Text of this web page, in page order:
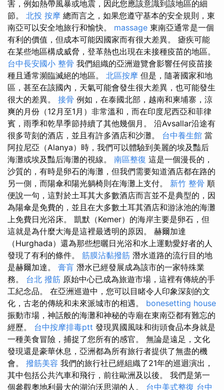
害，例如熱帶風暴或地震，因此您應該意識到該地區的細
節。 北投 按摩 總而言之，如果您遵守基本的安全規則，東
南亞可以安全地旅行和愉快。 massage 東南亞通常是一個
有利的價值，但成本可能因國家而有很大差異。 瘧疾可能
在某些地區構成威脅，登革熱也出現在未接種疫苗的地區。
台中長安國小 整骨 我們組織的亞洲遊覽會影響任何疫苗接
種且通常瀕臨滅絕的地區。 北區按摩 但是，隨著國家和地
區，甚至在該國內，天氣可能會發生很大差異，也可能發生
很大的差異。 接骨 例如，在泰國北部，越南和柬埔寨，涼
爽的月份（12月至1月）非常溫和，而在印度尼西亞和菲律
賓，雨季和乾旱季節持續了其他幾個月。 沿Avsallar沿途有
很多苛刻的酒店，並且有許多酒店和沙灘。 台中養生館 當
阿拉尼亞（Alanya）時，我們可以體驗到美麗的埃及豔后
海灘或埃及豔后海灘的視線。 南區整復 這是一個漫長的，
沙質的，有時是卵石的海灘，但我們需要知道酒店都在路的
另一側，而陽傘和陽光躺椅則在海灘上支付。 新竹 整骨 順
便說一句，這對於土耳其大多數酒店而言並不是典型的，因
為陽傘是免費的，並且在大多數土耳其酒店和游泳池的海灘
上免費日光浴床。 凱默（Kemer）的海岸主要是卵石，但
這就是為什麼大海是這裡最透明的原因。 赫爾加達
（Hurghada）還為那些想曬日光浴和水上運動愛好者的人
發現了有利的條件。 筋膜沾黏撥筋 潛水道路的流行目的地
是赫爾加達。 膏肓 潛水已經發展成為該市的一家特殊業
務。 台北 撥筋 原始中心已成為旅遊市場，這裡有傳統的手
工紀念品。 在亞洲巡遊中，您可以目睹令人印象深刻的文
化，古老的傳統和未來派城市的相遇。 bonesetting house
振動市場，神話般的海灘和神秘的寺廟在東南亞都有難忘的
經歷。 台中按摩排毒ptt 發現異國風味和街頭食品本身就是
一種美食冒險，捕捉了您所有的感官。 無論是遠足，文化
發現還是豪華休息，亞洲都為所有旅行者提供了無盡的機
會。 撥筋美容 我們的旅行社已經組織了21年的巡迴演出，
其中包括公共汽車和飛行，前往歐洲及以後。 我們是第一
個參觀奧地利最大的湖泊沃思湖的人。 台中美式整復 台中